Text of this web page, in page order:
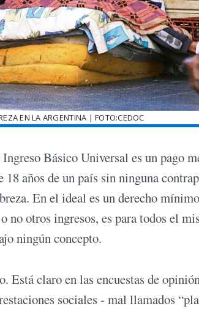
EN LA ARGENTINA | FOTO:CEDOC
Básico Universal es un pago
18 años de un país sin ninguna
En el ideal es un derecho
no otros ingresos, es para todos el
ningún concepto.
Está claro en las encuestas de
sociales - mal llamados